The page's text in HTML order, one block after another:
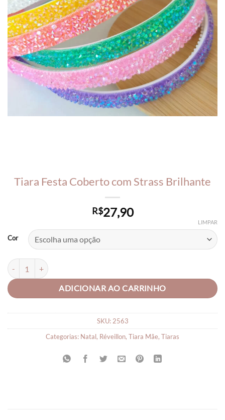
Tiara Festa Coberto com Strass Brilhante
R$27,90
Cor
LIMPAR
Tiara Festa Coberto com Strass Brilhante quantidade
ADICIONAR AO CARRINHO
SKU: 2563
Categorias: Natal, Réveillon, Tiara Mãe, Tiaras